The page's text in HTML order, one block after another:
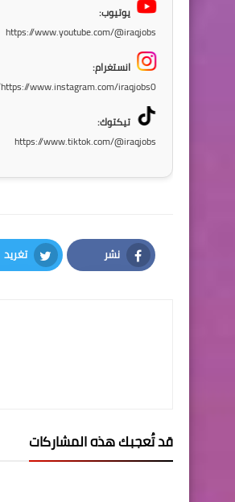
يوتيوب:
https://www.youtube.com/@iraqjobs
انستغرام:
https://www.instagram.com/iraqjobs0/
تيكتوك:
https://www.tiktok.com/@iraqjobs
نشر
Facebook
تغريد
Twitter
قد تُعجبك هذه المشاركات